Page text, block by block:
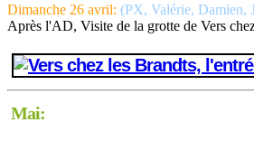
Dimanche 26 avril: (PX, Valérie, Damien,
Après l'AD, Visite de la grotte de Vers
Mai: